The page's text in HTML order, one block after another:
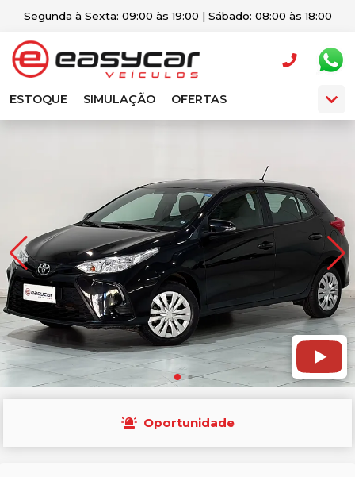
Segunda à Sexta: 09:00 às 19:00 | Sábado: 08:00 às 18:00
ESTOQUE SIMULAÇÃO OFERTAS
Oportunidade